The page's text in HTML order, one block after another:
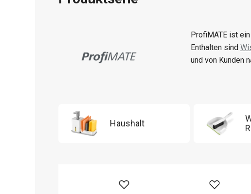
ProfiMATE ist
Enthalten sind
und von Kunden
Haushalt